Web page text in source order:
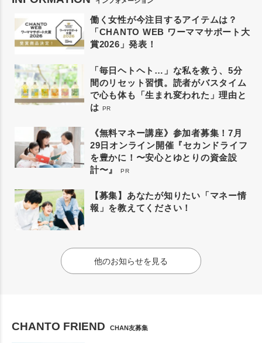
働く女性が今注目するアイテムは？
「CHANTO WEB ワーママサポート大
賞2026」発表！
「毎日ヘトヘト…」な私を救う、5分
間のリセット習慣。読者がバスタイム
で心も体も「生まれ変われた」理由と
は PR
《無料マネー講座》参加者募集！7月
29日オンライン開催『セカンドライフ
を豊かに！〜安心とゆとりの資金設
計〜』
PR
【募集】あなたが知りたい「マネー情
報」を教えてください！
他のお知らせを見る
CHANTO FRIEND CHAN友募集